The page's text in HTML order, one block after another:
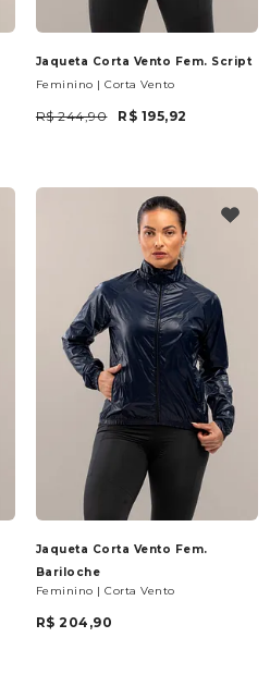
Jaqueta Corta Vento Fem. Script
Feminino | Corta Vento
R$ 244,90 R$ 195,92
Jaqueta Corta Vento Fem.
Bariloche
Feminino | Corta Vento
R$ 204,90